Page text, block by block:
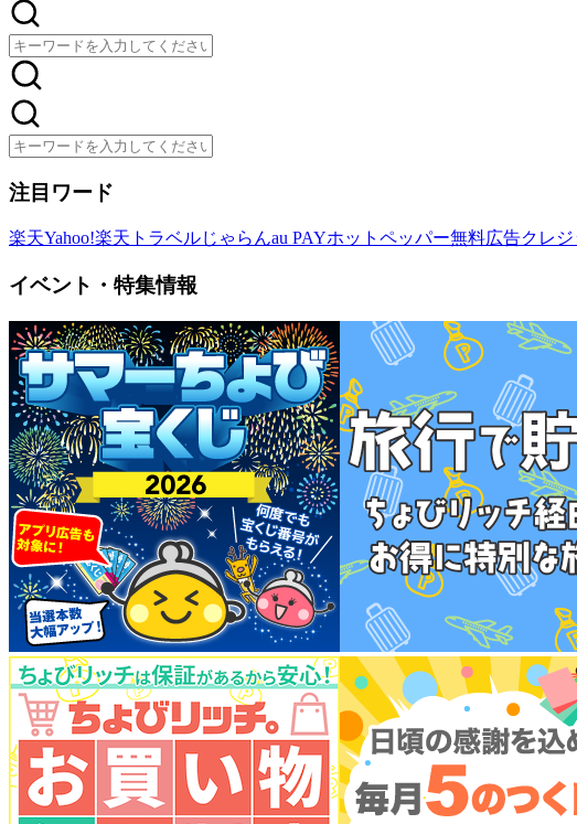
注目ワード
楽天Yahoo!楽天トラベルじゃらんau PAYホットペッパー無料広告クレ
イベント・特集情報